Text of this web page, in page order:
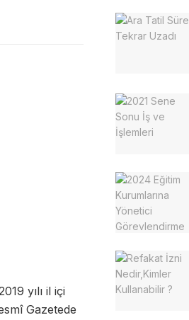
yılı il içi
Gazetede